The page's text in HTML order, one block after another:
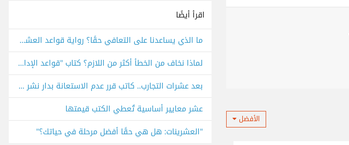
الأفضل
اقرأ أيضًا
ما الذي يساعدنا على التعافي حقًا؟ رواية قواعد العشق الأربعون
لماذا نخاف من الخطأ أكثر من اللازم؟ كتاب "قواعد الإدارة"
بعد عشرات التجارب.. كاتب قرر عدم الاستعانة بدار نشر لنشر كتابه
عشر معايير أساسية تُعطي الكتب قيمتها
"العشرينات: هل هي حقًا أفضل مرحلة في حياتك؟"